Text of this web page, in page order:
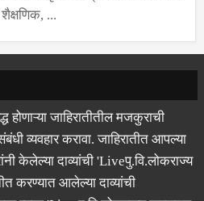
मातृसंस्था श्री स्वामी विवेकानंद
जाहिरातीतील मजकुराची
व्यवहार करावा. जाहिरातीत आपल्या
केलेल्या दाव्यांची 'Liveपु.वि.लोकराज्य